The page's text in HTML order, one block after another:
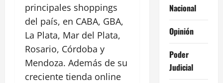
principales shoppings
del país, en CABA, GBA,
La Plata, Mar del Plata,
Rosario, Córdoba y
Mendoza. Además de su
creciente tienda online
Nacional
Opinión
Poder
Judicial